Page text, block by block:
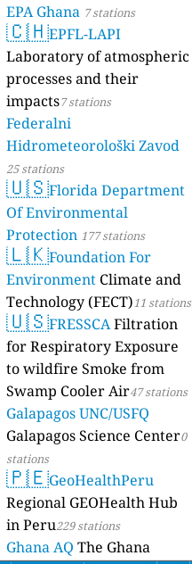
EPA Ghana 7 stations
🇨🇭EPFL-LAPI
Laboratory of atmospheric
processes and their
impacts7 stations
Federalni
Hidrometeorološki Zavod
25 stations
🇺🇸Florida Department
Of Environmental
Protection 177 stations
🇱🇰Foundation For
Environment Climate and
Technology (FECT)11 stations
🇺🇸FRESSCAFiltration
for Respiratory Exposure
to wildfire Smoke from
Swamp Cooler Air47 stations
Galapagos UNC/USFQ
Galapagos Science Center0
stations
🇵🇪GeoHealthPeru
Regional GEOHealth Hub
in Peru229 stations
Ghana AQ The Ghana